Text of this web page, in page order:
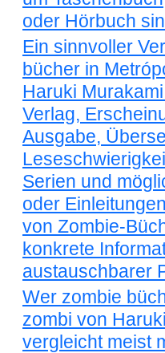
oder Hörbuch
Ein sinnvoller
bücher in
Haruki
Verlag,
Ausgabe,
Serien und
oder
von Zombie-
konkrete
austauschbarer
Wer zombie
zombi von
vergleicht meist